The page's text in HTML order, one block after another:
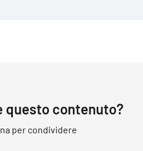
questo contenuto?
per condividere